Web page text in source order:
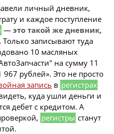
личный дневник,
и каждое поступление
— это такой же дневник,
Только записывают туда
10 масляных
на сумму 11
рублей». Это не просто
запись в регистрах
куда ушли деньги и
дебет с кредитом. А
регистры станут